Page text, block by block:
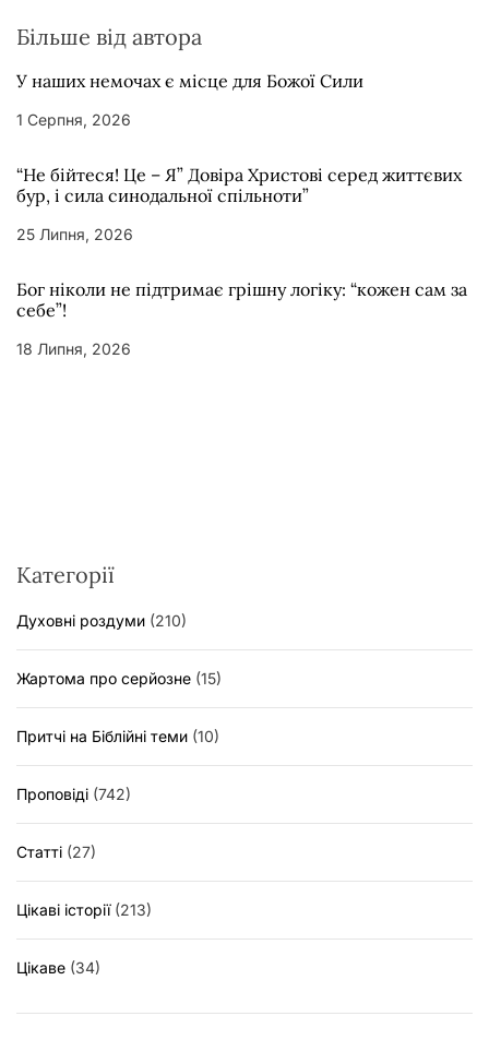
Більше від автора
У наших немочах є місце для Божої Сили
1 Серпня, 2026
“Не бійтеся! Це – Я” Довіра Христові серед життєвих
бур, і сила синодальної спільноти”
25 Липня, 2026
Бог ніколи не підтримає грішну логіку: “кожен сам за
себе”!
18 Липня, 2026
Категорії
Духовні роздуми (210)
Жартома про серйозне (15)
Притчі на Біблійні теми (10)
Проповіді (742)
Статті (27)
Цікаві історії(213)
Цікаве (34)